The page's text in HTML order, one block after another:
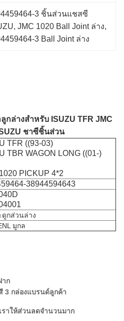
3 ชิ้นส่วนแชสซี
JMC 1020 Ball Joint ล่าง,
3 Ball Joint ล่าง
กล่างสําหรับ ISUZU TFR JMC
ชาซีชิ้นส่วน
TFR ((93-03)
TBR WAGON LONG ((01-)
PICKUP 4*2
38944594643
ดูกส่วนล่าง
มูกล
าก
3 กล่องแบรนด์ลูกค้า
ราให้ส่วนลดจํานวนมาก